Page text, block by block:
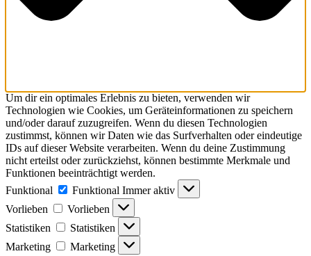
Um dir ein optimales Erlebnis zu bieten, verwenden wir
Technologien wie Cookies, um Geräteinformationen zu speichern
und/oder darauf zuzugreifen. Wenn du diesen Technologien
zustimmst, können wir Daten wie das Surfverhalten oder eindeutige
IDs auf dieser Website verarbeiten. Wenn du deine Zustimmung
nicht erteilst oder zurückziehst, können bestimmte Merkmale und
Funktionen beeinträchtigt werden.
Funktional
Funktional Immer aktiv
Vorlieben
Vorlieben
Statistiken
Statistiken
Marketing
Marketing